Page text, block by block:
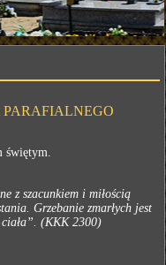
świętym.
z szacunkiem i miłością
Grzebanie zmarłych jest
ciała”. (KKK 2300)